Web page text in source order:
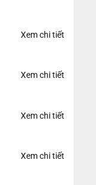
Xem chi tiết
Xem chi tiết
Xem chi tiết
Xem chi tiết